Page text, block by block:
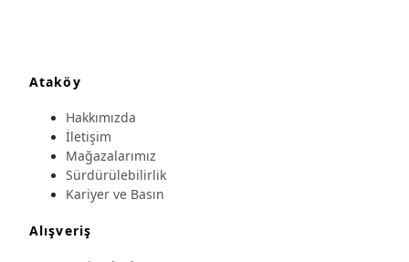
Ataköy
Hakkımızda
İletişim
Mağazalarımız
Sürdürülebilirlik
Kariyer ve Basın
Alışveriş